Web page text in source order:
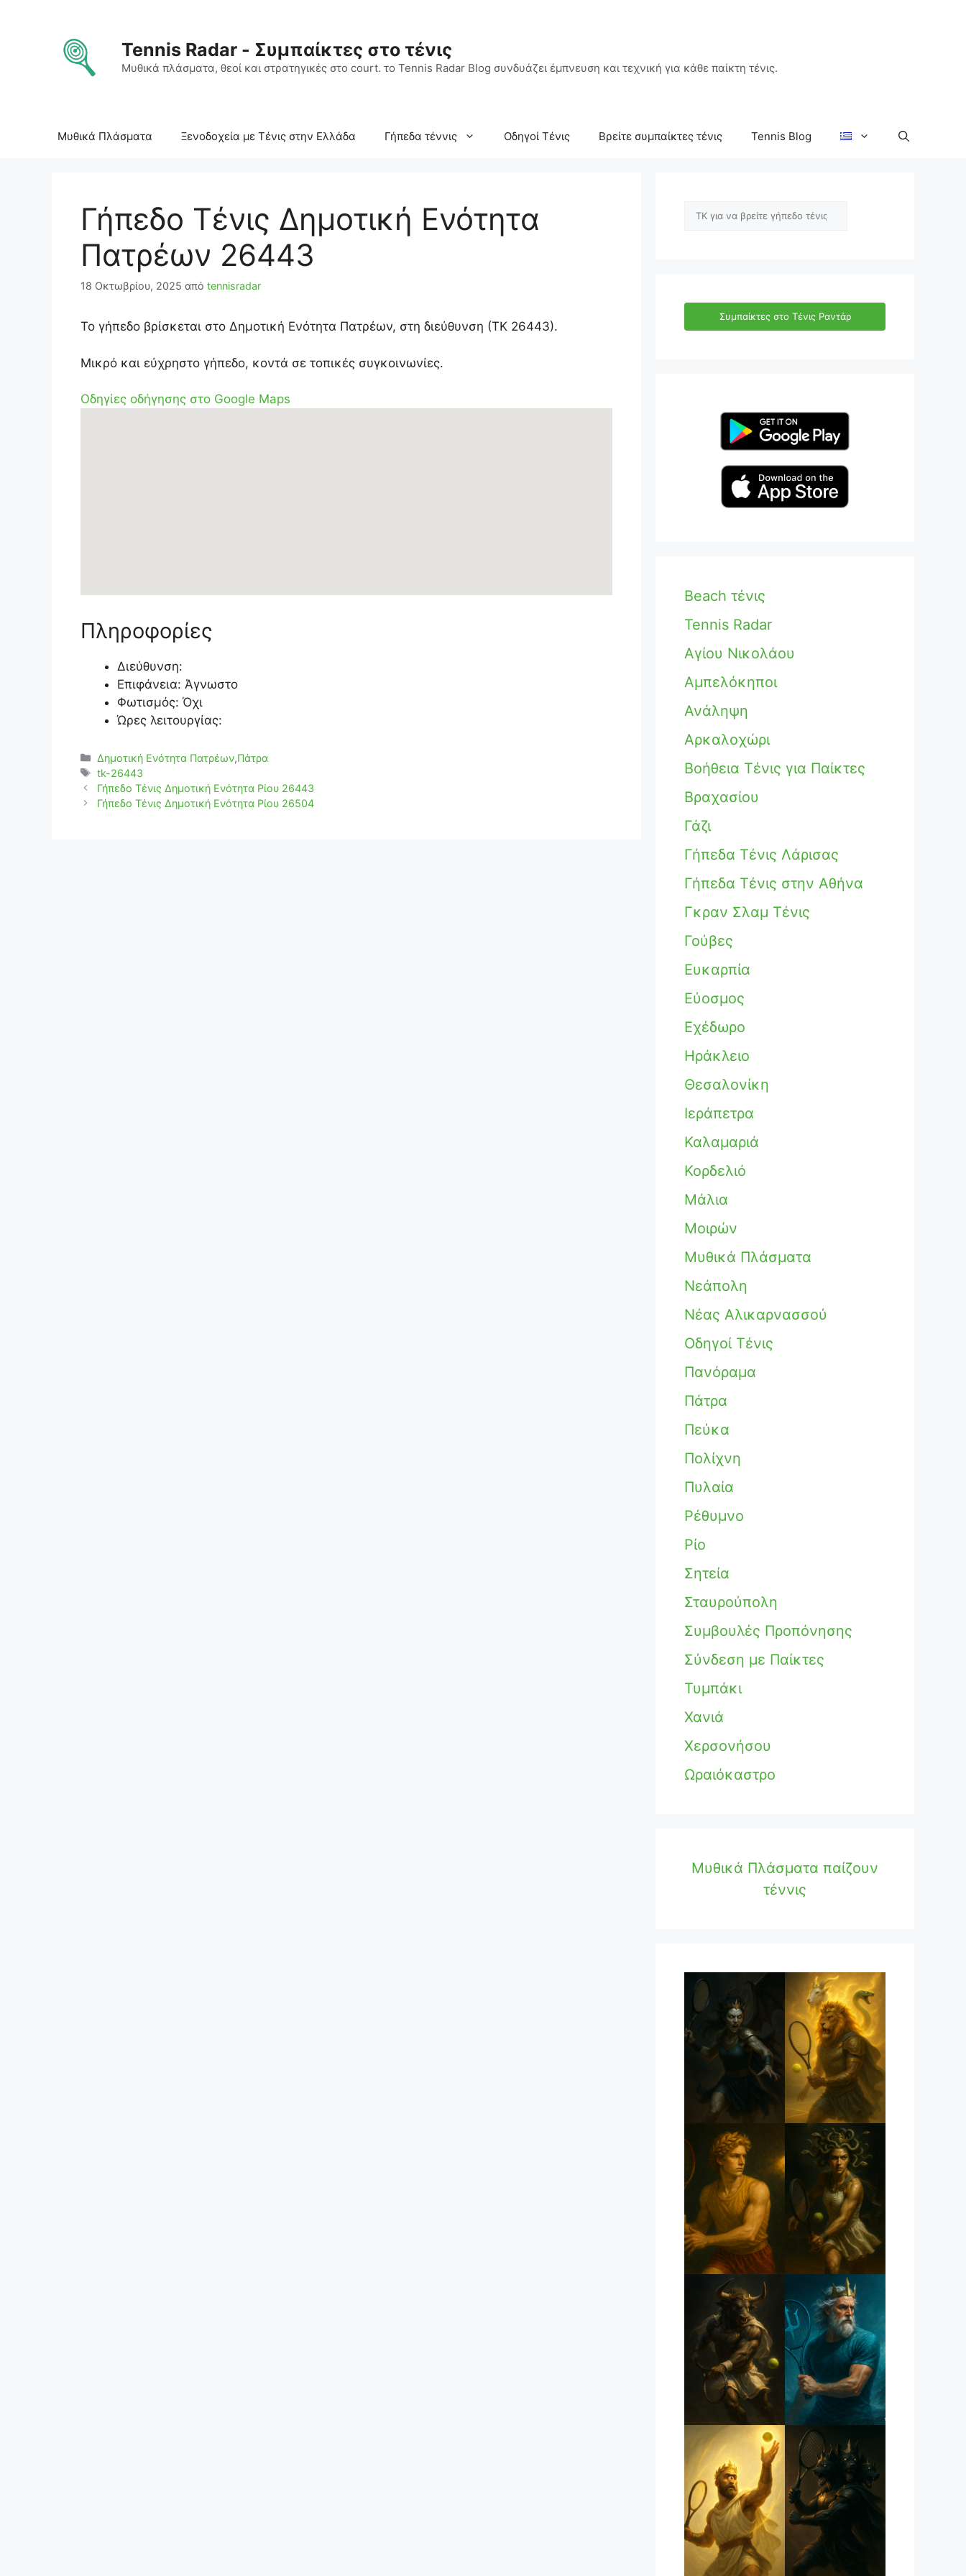
περιεχόμενο
Tennis Radar - Συμπαίκτες στο τένις
Μυθικά πλάσματα, θεοί και στρατηγικές στο court. το Tennis Radar Blog συνδυάζει έμπνευση και τεχνική για κάθε παίκτη τένις.
Μυθικά Πλάσματα Ξενοδοχεία με Τένις στην Ελλάδα Γήπεδα τέννις Οδηγοί Τένις Βρείτε συμπαίκτες τένις Tennis Blog
Γήπεδο Τένις Δημοτική Ενότητα
Πατρέων 26443
18 Οκτωβρίου, 2025 από tennisradar
Το γήπεδο βρίσκεται στο Δημοτική Ενότητα Πατρέων, στη διεύθυνση (ΤΚ 26443).
Μικρό και εύχρηστο γήπεδο, κοντά σε τοπικές συγκοινωνίες.
Οδηγίες οδήγησης στο Google Maps
Πληροφορίες
Διεύθυνση:
Επιφάνεια: Άγνωστο
Φωτισμός: Όχι
Ώρες λειτουργίας:
Κατηγορίες
Δημοτική Ενότητα Πατρέων,Πάτρα
Ετικέτες
tk-26443
Γήπεδο Τένις Δημοτική Ενότητα Ρίου 26443
Γήπεδο Τένις Δημοτική Ενότητα Ρίου 26504
Αναζήτηση
Συμπαίκτες στο Τένις Ραντάρ
Beach τένις
Tennis Radar
Αγίου Νικολάου
Αμπελόκηποι
Ανάληψη
Αρκαλοχώρι
Βοήθεια Τένις για Παίκτες
Βραχασίου
Γάζι
Γήπεδα Τένις Λάρισας
Γήπεδα Τένις στην Αθήνα
Γκραν Σλαμ Τένις
Γούβες
Ευκαρπία
Εύοσμος
Εχέδωρο
Ηράκλειο
Θεσαλονίκη
Ιεράπετρα
Καλαμαριά
Κορδελιό
Μάλια
Μοιρών
Μυθικά Πλάσματα
Νεάπολη
Νέας Αλικαρνασσού
Οδηγοί Τένις
Πανόραμα
Πάτρα
Πεύκα
Πολίχνη
Πυλαία
Ρέθυμνο
Ρίο
Σητεία
Σταυρούπολη
Συμβουλές Προπόνησης
Σύνδεση με Παίκτες
Τυμπάκι
Χανιά
Χερσονήσου
Ωραιόκαστρο
Μυθικά Πλάσματα παίζουν
τέννις